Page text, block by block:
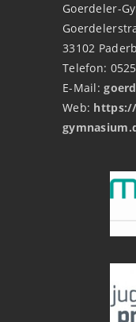
Goerdeler-
33102
Telefon:
E-Mail:
Web: